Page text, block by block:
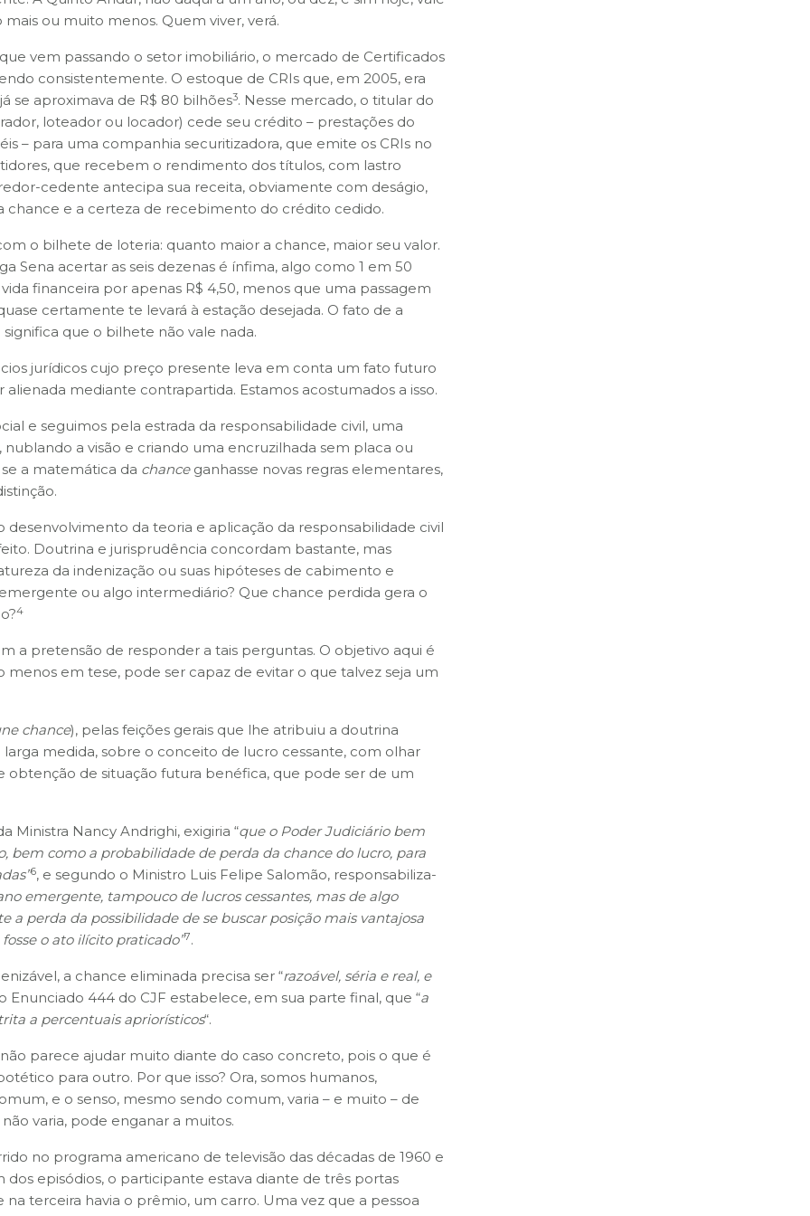
ou muito menos. Quem viver, verá.
vem passando o setor imobiliário, o mercado de Certificados
consistentemente. O estoque de CRIs que, em 2005, era
se aproximava de R$ 80 bilhões3. Nesse mercado, o titular do
loteador ou locador) cede seu crédito – prestações do
– para uma companhia securitizadora, que emite os CRIs no
que recebem o rendimento dos títulos, com lastro
cedente antecipa sua receita, obviamente com deságio,
e a certeza de recebimento do crédito cedido.
o bilhete de loteria: quanto maior a chance, maior seu valor.
Sena acertar as seis dezenas é ínfima, algo como 1 em 50
financeira por apenas R$ 4,50, menos que uma passagem
certamente te levará à estação desejada. O fato de a
que o bilhete não vale nada.
jurídicos cujo preço presente leva em conta um fato futuro
mediante contrapartida. Estamos acostumados a isso.
e seguimos pela estrada da responsabilidade civil, uma
a visão e criando uma encruzilhada sem placa ou
a matemática da chanceganhasse novas regras elementares,
da teoria e aplicação da responsabilidade civil
Doutrina e jurisprudência concordam bastante, mas
da indenização ou suas hipóteses de cabimento e
ou algo intermediário? Que chance perdida gera o
4
a pretensão de responder a tais perguntas. O objetivo aqui é
em tese, pode ser capaz de evitar o que talvez seja um
chance), pelas feições gerais que lhe atribuiu a doutrina
larga medida, sobre o conceito de lucro cessante, com olhar
obtenção de situação futura benéfica, que pode ser de um
Ministra Nancy Andrighi, exigiria “que o Poder Judiciário bem
bem como a probabilidade de perda da chance do lucro, para
6, e segundo o Ministro Luis Felipe Salomão, responsabiliza-
emergente, tampouco de lucros cessantes, mas de algo
perda da possibilidade de se buscar posição mais vantajosa
o ato ilícito praticado”7.
a chance eliminada precisa ser “razoável, séria e real, e
Enunciado 444 do CJF estabelece, em sua parte final, que “a
a percentuais apriorísticos“.
parece ajudar muito diante do caso concreto, pois o que é
para outro. Por que isso? Ora, somos humanos,
e o senso, mesmo sendo comum, varia – e muito – de
varia, pode enganar a muitos.
no programa americano de televisão das décadas de 1960 e
dos episódios, o participante estava diante de três portas
na terceira havia o prêmio, um carro. Uma vez que a pessoa